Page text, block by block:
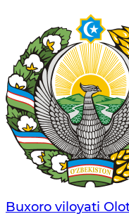
Buxoro viloyati